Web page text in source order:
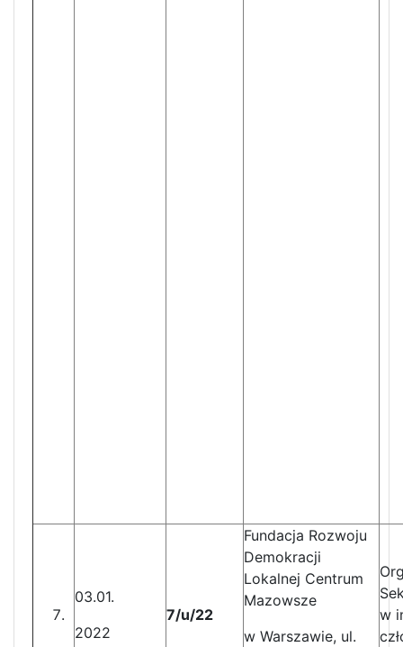
03.01.
2022
7/u/22
Fundacja Rozwoju
Demokracji
Lokalnej Centrum
Mazowsze
w Warszawie, ul.
w